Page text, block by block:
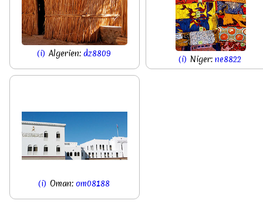
(i) Algerien: dz8809
(i) Niger: ne8822
(i) Oman: om08188